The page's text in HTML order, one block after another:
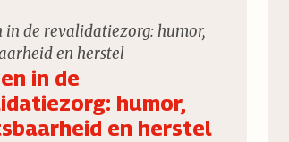
in de revalidatiezorg: humor,
en herstel
in de
humor,
en herstel